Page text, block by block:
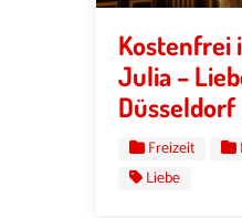
Kostenfrei
Julia –
Düsseldorf
Freizeit
Liebe